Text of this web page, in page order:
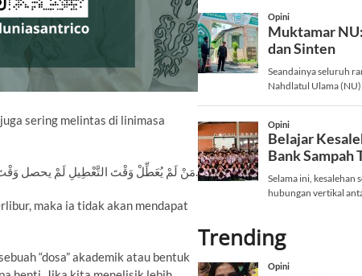
sering melintas di linimasa
مَنْ لَمْ يُعَطِّلْ وَقْتَ التَّعْطِيلِ لَمْ يحصل وَقْتَ التَّحْصِيلِ.
maka ia tidak akan mendapat
“dosa” akademik atau bentuk
Trending